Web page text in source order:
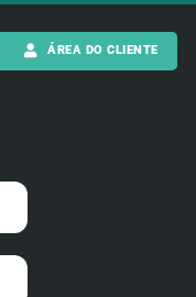
ÁREA DO CLIENTE